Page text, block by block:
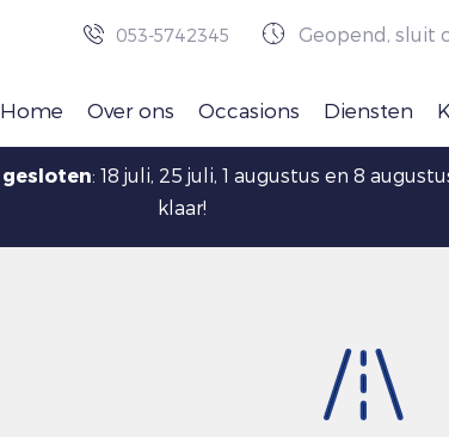
gesloten: 18 juli, 25 juli, 1 augustus en 8
klaar!
053-5742345 Geopend, sluit
Home Over ons Occasions Diensten